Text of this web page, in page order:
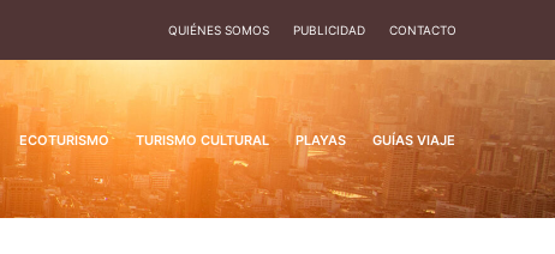
QUIÉNES SOMOS PUBLICIDAD CONTACTO
ECOTURISMO TURISMO CULTURAL PLAYAS GUÍAS VIAJE